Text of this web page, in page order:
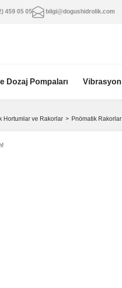
459 05 05 bilgi@dogushidrolik.com
Dozaj Pompaları Vibrasyon
Hortumlar ve Rakorlar Pnömatik Rakorlar